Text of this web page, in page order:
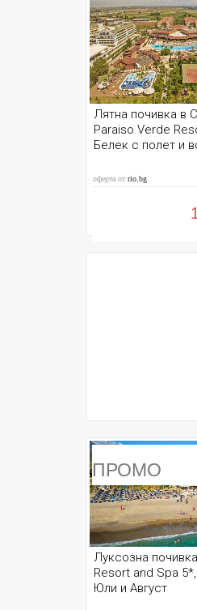
Лятна почивка в
Paraiso Verde
Белек с полет и
оферта отrio.bg
ПРОМО
Луксозна
Resort and Spa
Юли и Август